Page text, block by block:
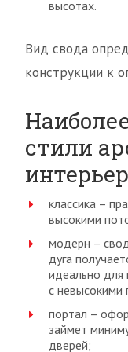
высотах.
Вид свода
конструкции к
стили
классика –
высокими
модерн –
дуга
идеально
с невысокими
портал –
займет
дверей;